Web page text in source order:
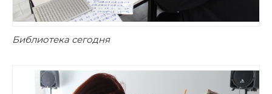
Библиотека сегодня